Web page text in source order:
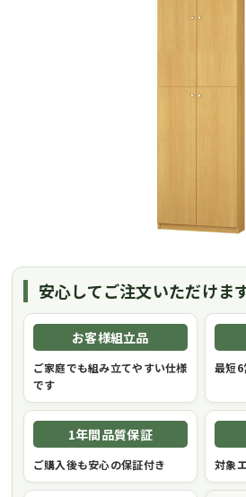
安心してご注文いただけま
お客様組立品
ご家庭でも組み立てやすい仕様
です
最短6
1年間品質保証
ご購入後も安心の保証付き 対象